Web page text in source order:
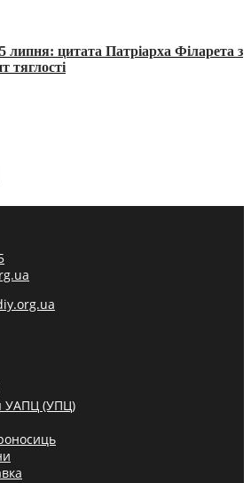
липня: цитата Патріарха Філарета з
тяглості
УАПЦ (УПЦ)